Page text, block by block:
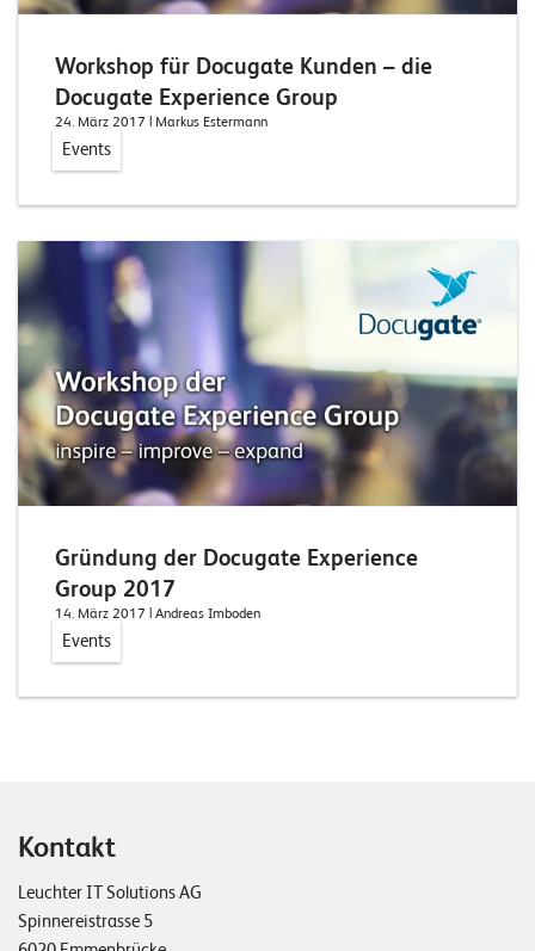
E
D
E
E
N
c
h
t
e
r
S
Workshop für Docugate Kunden – die
Docugate Experience Group
24. März 2017 | Markus Estermann
Events
Gründung der Docugate Experience
Group 2017
14. März 2017 | Andreas Imboden
Events
Kontakt
Leuchter IT Solutions AG
Spinnereistrasse 5